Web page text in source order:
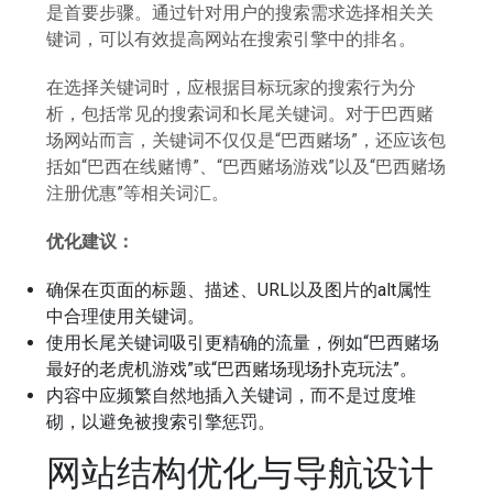
是首要步骤。通过针对用户的搜索需求选择相关关
键词，可以有效提高网站在搜索引擎中的排名。
在选择关键词时，应根据目标玩家的搜索行为分
析，包括常见的搜索词和长尾关键词。对于巴西赌
场网站而言，关键词不仅仅是“巴西赌场”，还应该包
括如“巴西在线赌博”、“巴西赌场游戏”以及“巴西赌场
注册优惠”等相关词汇。
优化建议：
确保在页面的标题、描述、URL以及图片的alt属性
中合理使用关键词。
使用长尾关键词吸引更精确的流量，例如“巴西赌场
最好的老虎机游戏”或“巴西赌场现场扑克玩法”。
内容中应频繁自然地插入关键词，而不是过度堆
砌，以避免被搜索引擎惩罚。
网站结构优化与导航设计